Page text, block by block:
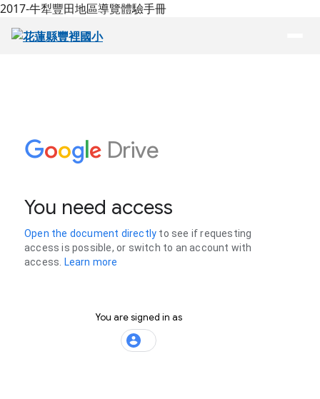
2017-牛犁豐田地區導覽體驗手冊跳至主內容區
花蓮縣豐裡國小
導覽列